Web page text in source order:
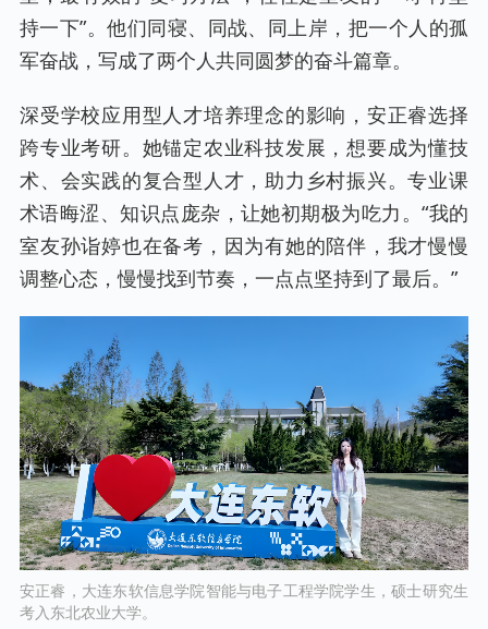
持一下”。他们同寝、同战、同上岸，把一个人的孤
军奋战，写成了两个人共同圆梦的奋斗篇章。
深受学校应用型人才培养理念的影响，安正睿选择
跨专业考研。她锚定农业科技发展，想要成为懂技
术、会实践的复合型人才，助力乡村振兴。专业课
术语晦涩、知识点庞杂，让她初期极为吃力。“我的
室友孙诣婷也在备考，因为有她的陪伴，我才慢慢
调整心态，慢慢找到节奏，一点点坚持到了最后。”
安正睿，大连东软信息学院智能与电子工程学院学生，硕士研究生
考入东北农业大学。